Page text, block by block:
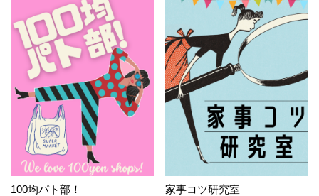
100均パト部！ 家事コツ研究室